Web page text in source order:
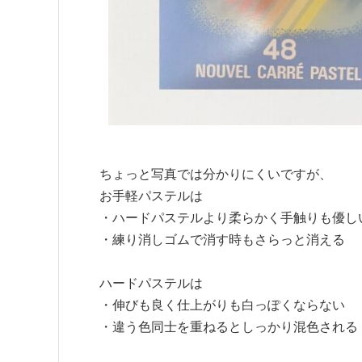
ちょっと写真では分かりにくいですが、
お手軽パステルは
・ハードパステルより柔らかく手触りも優
・練り消しゴムで消す時もさらっと消える
ハードパステルは
・伸びも良く仕上がりも白っぽくならない
・違う色同士を重ねるとしっかり混色される